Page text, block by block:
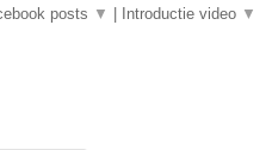
posts ▼ Introductie video ▼